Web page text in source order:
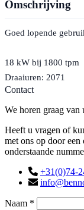
Omschrijving
Goed lopende
18 kW bij 1800 tpm
Draaiuren: 2071
Contact
We horen graag van
Heeft u vragen of
met ons op door een
onderstaande
+31(0)74-
Naam *